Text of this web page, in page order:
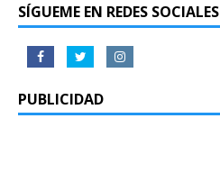
SÍGUEME EN REDES SOCIALES
PUBLICIDAD